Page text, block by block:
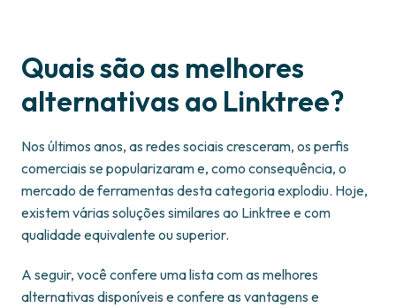
Quais são as melhores
alternativas ao Linktree?
Nos últimos anos, as redes sociais cresceram, os perfis
comerciais se popularizaram e, como consequência, o
mercado de ferramentas desta categoria explodiu. Hoje,
existem várias soluções similares ao Linktree e com
qualidade equivalente ou superior.
A seguir, você confere uma lista com as melhores
alternativas disponíveis e confere as vantagens e